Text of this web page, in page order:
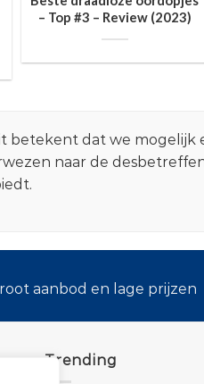
– Top #3 – Review (2023)
betekent dat we
naar de
aanbod en lage prijzen
Trending